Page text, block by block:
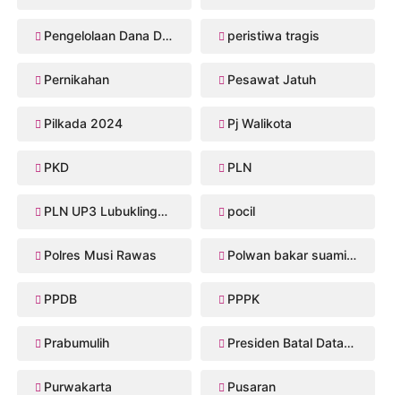
Pengelolaan Dana Desa peristiwa tragis
Pernikahan Pesawat Jatuh
Pilkada 2024 Pj Walikota
PKD PLN
PLN UP3 Lubuklinggau pocil
Polres Musi Rawas Polwan bakar suaminya
PPDB PPPK
Prabumulih Presiden Batal Datang
Purwakarta Pusaran